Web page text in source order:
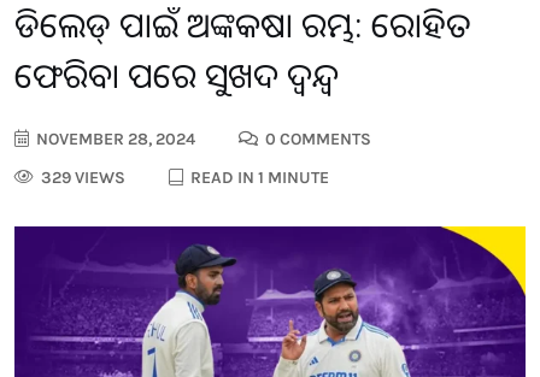
ଆଡିଲେଡ୍ ପାଇଁ ଅଙ୍କକଷା ଆରମ୍ଭ: ରୋହିତ
ଫେରିବା ପରେ ସୁଖଦ ଦ୍ବନ୍ଦ୍ବ
NOVEMBER 28, 2024
0 COMMENTS
329 VIEWS
READ IN 1 MINUTE